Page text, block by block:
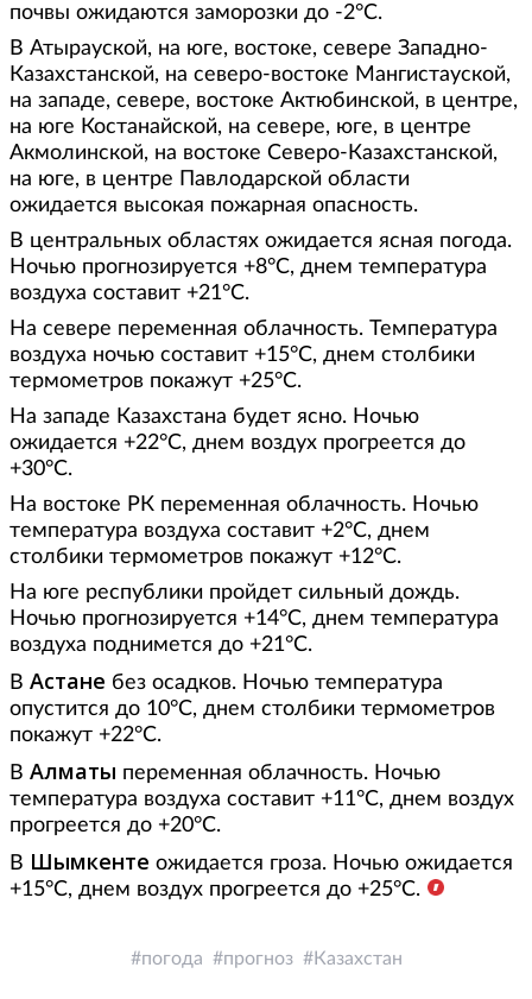
почвы ожидаются заморозки до -2°С.
В Атырауской, на юге, востоке, севере Западно-
Казахстанской, на северо-востоке Мангистауской,
на западе, севере, востоке Актюбинской, в центре,
на юге Костанайской, на севере, юге, в центре
Акмолинской, на востоке Северо-Казахстанской,
на юге, в центре Павлодарской области
ожидается высокая пожарная опасность.
В центральных областях ожидается ясная погода.
Ночью прогнозируется +8°С, днем температура
воздуха составит +21°С.
На севере переменная облачность. Температура
воздуха ночью составит +15°С, днем столбики
термометров покажут +25°С.
На западе Казахстана будет ясно. Ночью
ожидается +22°С, днем воздух прогреется до
+30°С.
На востоке РК переменная облачность. Ночью
температура воздуха составит +2°С, днем
столбики термометров покажут +12°С.
На юге республики пройдет сильный дождь.
Ночью прогнозируется +14°С, днем температура
воздуха поднимется до +21°С.
В Астане без осадков. Ночью температура
опустится до 10°С, днем столбики термометров
покажут +22°С.
В Алматы переменная облачность. Ночью
температура воздуха составит +11°С, днем воздух
прогреется до +20°С.
В Шымкенте ожидается гроза. Ночью ожидается
+15°С, днем воздух прогреется до +25°С.
погода прогноз Казахстан